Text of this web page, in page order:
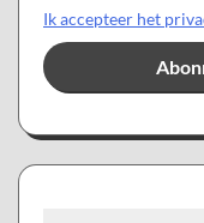
Ik accepteer het